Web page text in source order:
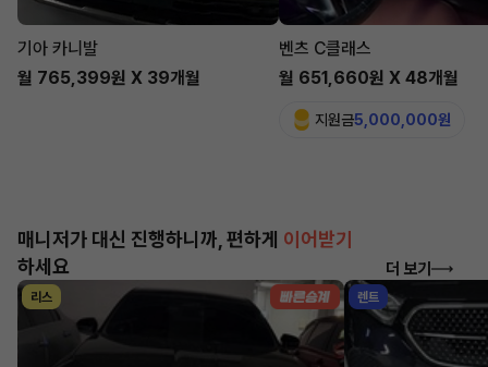
기아 카니발
월 765,399원 X 39개월
벤츠 C클래스
월 651,660원 X 48개월
지원금5,000,000원
매니저가 대신 진행하니까, 편하게 이어받기
하세요
더 보기
리스 렌트